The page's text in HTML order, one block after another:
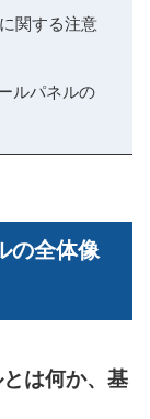
関する注意
ルパネルの
の全体像
は何か、基